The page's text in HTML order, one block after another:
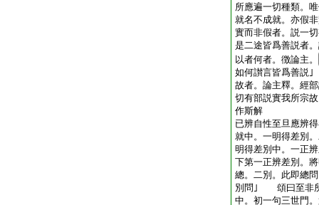
所應遍一切種類。
就名不成就。亦
實而非假者。説
是二途皆爲善説
以者何者。徴論主。
如何讃言皆爲善
故者。論主釋。經
切有部説實我所宗
作斯解
已辨自性至旦應辨
就中。一明得差別
明得差別中。一正
下第一正辨差別。
總。二別。此即
別問｣ 頌曰至非
中。初一句三世門